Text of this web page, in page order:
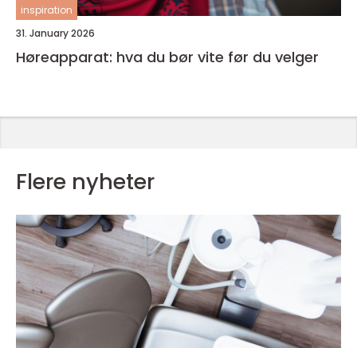
inspiration
31. January 2026
Høreapparat: hva du bør vite før du velger
Flere nyheter